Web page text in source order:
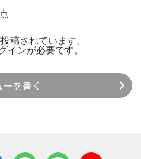
稿されています。
インが必要です。
ーを書く